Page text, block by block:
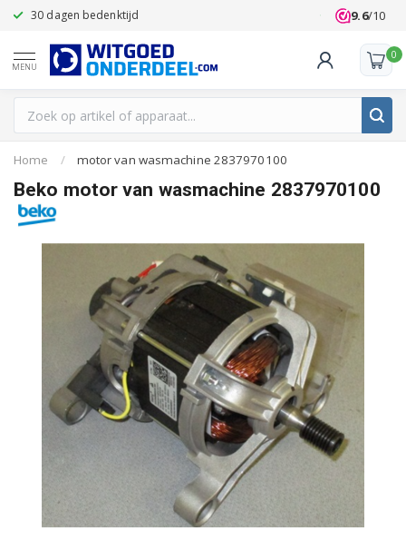
30 dagen bedenktijd Klanten
9.6/10
MENU
0
Home / motor van wasmachine 2837970100
Beko motor van wasmachine 2837970100